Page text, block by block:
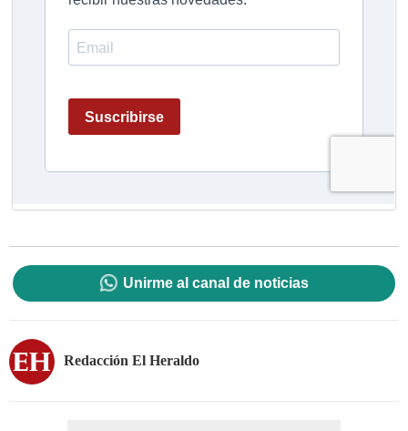
Unirme al canal de noticias
Redacción El Heraldo